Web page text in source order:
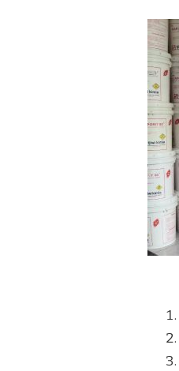
PENJERNIH
KOLAM
RENANG
TERMURAH
SENTOLO
KULON
PROGO